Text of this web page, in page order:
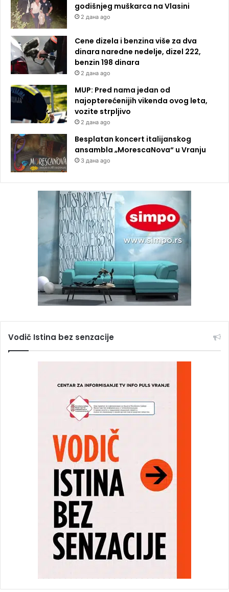
godišnjeg muškarca na Vlasini
2 дана ago
Cene dizela i benzina više za dva
dinara naredne nedelje, dizel 222,
benzin 198 dinara
2 дана ago
MUP: Pred nama jedan od
najopterećenijih vikenda ovog leta,
vozite strpljivo
2 дана ago
Besplatan koncert italijanskog
ansambla „MorescaNova“ u Vranju
3 дана ago
Vodič Istina bez senzacije